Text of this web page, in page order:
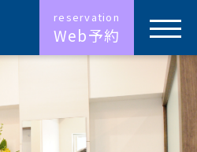
Web予約